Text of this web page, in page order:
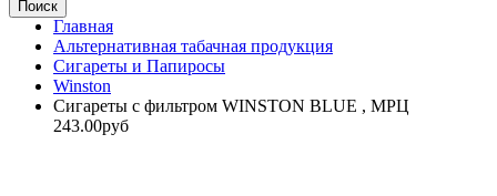
Главная
Альтернативная табачная продукция
Сигареты и Папиросы
Winston
Сигареты с фильтром WINSTON BLUE , МРЦ
243.00руб